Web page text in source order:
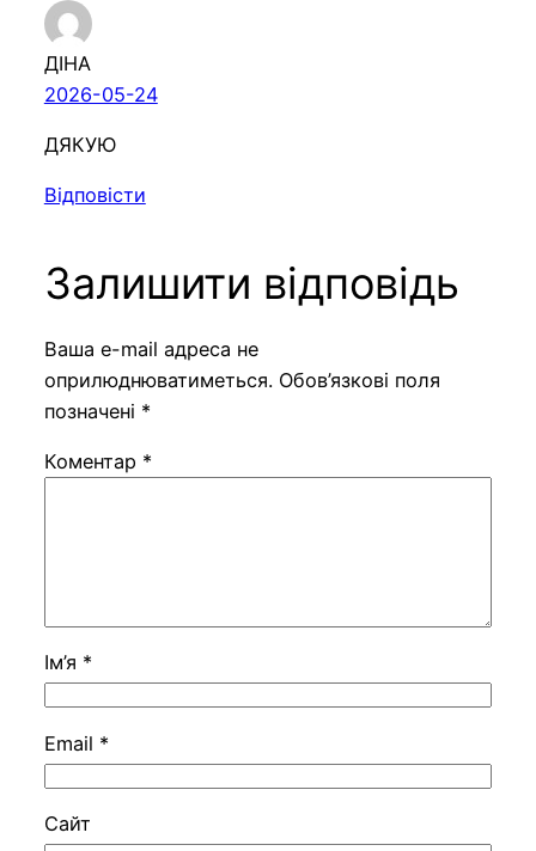
ДІНА
2026-05-24
ДЯКУЮ
Відповісти
Залишити відповідь
Ваша e-mail адреса не
оприлюднюватиметься. Обов’язкові поля
позначені *
Коментар *
Ім’я *
Email *
Сайт